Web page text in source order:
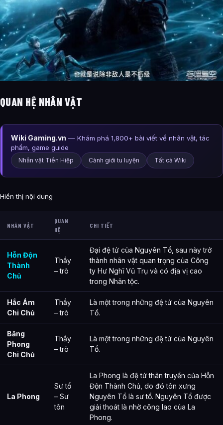
QUAN HỆ NHÂN VẬT
Wiki Gaming.vn — Khám phá 1,800+ bài viết về nhân vật, tác
phẩm, game guide
Nhân vật Tiên Hiệp Cảnh giới tu luyện Tất cả Wiki
Hiển thị nội dung
NHÂN VẬT
QUAN
HỆ
CHI TIẾT
Hỗn Độn
Thành
Chủ
Thầy
– trò
Đại đệ tử của Nguyên Tổ, sau này trở
thành nhân vật quan trọng của Công
ty Hư Nghĩ Vũ Trụ và có địa vị cao
trong Nhân tộc.
Hắc Ám
Chi Chủ
Thầy
– trò
Là một trong những đệ tử của Nguyên
Tổ.
Băng
Phong
Chi Chủ
Thầy
– trò
Là một trong những đệ tử của Nguyên
Tổ.
La Phong
Sư tổ
– Sư
tôn
La Phong là đệ tử thân truyền của Hỗn
Độn Thành Chủ, do đó tôn xưng
Nguyên Tổ là sư tổ. Nguyên Tổ được
giải thoát là nhờ công lao của La
Phong.